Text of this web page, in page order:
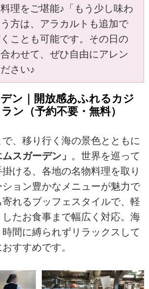
理をご堪能♪「もう少し味わ
方は、アラカルトも追加で
ことも可能です。その日の
わせて、ぜひ自由にアレン
さい♪
ン｜開放感あふれるカジ
ン（予約不要・無料）
、移り行く海の景色とともに
ムスガーデン」 。世界を巡って
ける、各地の名物料理を取り
ション豊かなメニューが魅力で
れるブッフェスタイルで、軽
たお食事まで幅広く対応。海
間に縛られずリラックスして
すすめです。